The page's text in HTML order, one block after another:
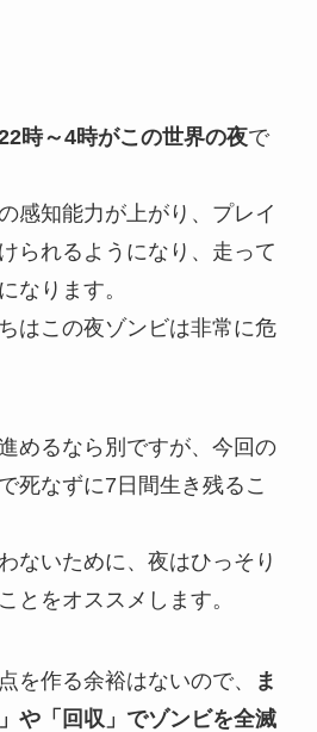
時～4時がこの世界の夜で
感知能力が上がり、プレイ
られるようになり、走って
なります。
はこの夜ゾンビは非常に危
めるなら別ですが、今回の
死なずに7日間生き残るこ
ないために、夜はひっそり
とをオススメします。
を作る余裕はないので、
ま
や「回収」でゾンビを全滅